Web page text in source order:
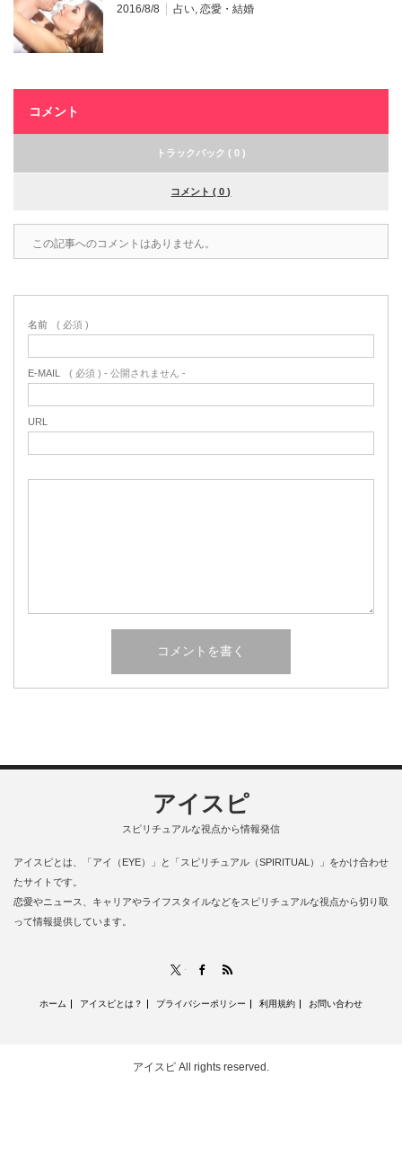
2016/8/8 占い, 恋愛・結婚
コメント
トラックバック ( 0 )
コメント ( 0 )
この記事へのコメントはありません。
名前 ( 必須 )
E-MAIL ( 必須 ) - 公開されません -
URL
アイスピ
スピリチュアルな視点から情報発信
アイスピとは、「アイ（EYE）」と「スピリチュアル（SPIRITUAL）」をかけ合わせ
たサイトです。
恋愛やニュース、キャリアやライフスタイルなどをスピリチュアルな視点から切り取
って情報提供しています。
Facebook
ホーム アイスピとは？ プライバシーポリシー 利用規約 お問い合わせ
アイスピ All rights reserved.